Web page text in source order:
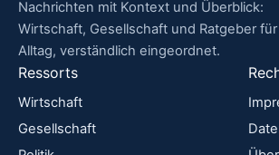
Nachrichten mit Kontext und Überblick:
Wirtschaft, Gesellschaft und Ratgeber
Alltag, verständlich eingeordnet.
Ressorts
Wirtschaft
Gesellschaft